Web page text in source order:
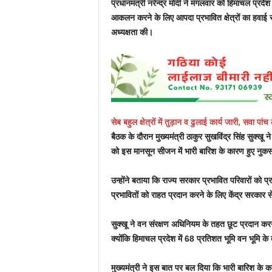
प्रधानमंत्री नरेन्द्र मोदी ने मंगलवार को हिमाचल
आकलन करने के लिए आपदा प्रभावित क्षेत्रों का हवाई
अध्यक्षता की।
सेब बहुल क्षेत्रों में तुड़ान व ढुलाई कार्य जारी, सवा
बैठक के दौरान मुख्यमंत्री ठाकुर सुखविंद्र सिंह सुक्खू ने
को इस मानसून सीजन में भारी बारिश के कारण हुए
उन्होंने बताया कि राज्य सरकार प्रभावित परिवारों
प्रभावितों को राहत प्रदान करने के लिए केंद्र
सुक्खू ने वन संरक्षण अधिनियम के तहत छूट प्रदान करने
क्योंकि हिमाचल प्रदेश में 68 प्रतिशत भूमि वन भूमि
मुख्यमंत्री ने इस बात पर बल दिया कि भारी बारिश